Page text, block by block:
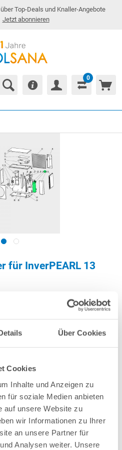
Über Cookies
Cookies
Inhalte und Anzeigen zu
für soziale Medien anbieten
auf unsere Website zu
wir Informationen zu Ihrer
an unsere Partner für
Analysen weiter. Unsere
Top-Deals und Knaller-Angebote
Jetzt abonnieren
0
für InverPEARL 13
vom UVP)
finanzieren